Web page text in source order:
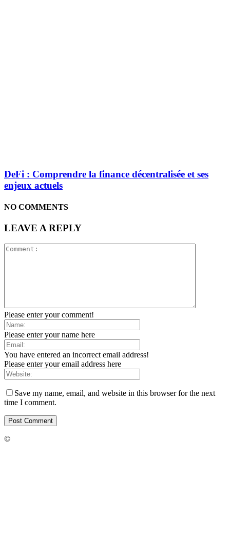
DeFi : Comprendre la finance décentralisée et ses
enjeux actuels
NO COMMENTS
LEAVE A REPLY
Please enter your comment!
Please enter your name here
You have entered an incorrect email address!
Please enter your email address here
Save my name, email, and website in this browser for the next
time I comment.
©